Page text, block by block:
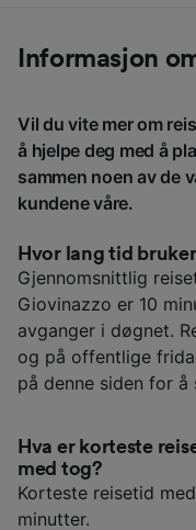
Informasjon
Vil du vite mer om
å hjelpe deg med å
sammen noen av de
kundene våre.
Hvor lang tid
Gjennomsnittlig
Giovinazzo er 10
avganger i døgnet.
og på offentlige
på denne siden for
Hva er korteste
med tog?
Korteste reisetid
minutter.